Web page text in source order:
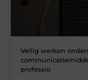
Veilig werken
professio